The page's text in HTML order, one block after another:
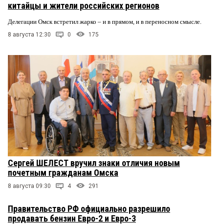
китайцы и жители российских регионов
Делегации Омск встретил жарко – и в прямом, и в переносном смысле.
8 августа 12:30 0 175
Сергей ШЕЛЕСТ вручил знаки отличия новым
почетным гражданам Омска
8 августа 09:30 4 291
Правительство РФ официально разрешило
продавать бензин Евро-2 и Евро-3